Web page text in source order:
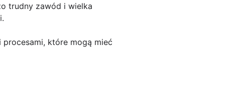
trudny zawód i wielka
które mogą mieć